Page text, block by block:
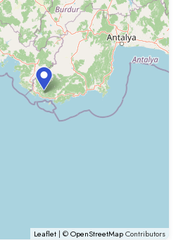
Leaflet | ©OpenStreetMapContributors